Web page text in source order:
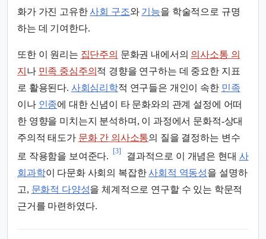
화가 가진 고유한사회 구조와 기능을 학술적으로 규명
하는 데 기여한다.
또한 이 원리는 집단주의 문화권 내에서의 의사소통 의
지 나 민족 중심주의 적 경향을 연구하는 데 중요한 지표
로 활용된다. 사회심리학적 연구들은 개인이 속한 민족
이나 인종에 대한 신념이 타 문화와의 관계 설정에 어떠
한 영향을 미치는지 분석하며, 이 과정에서 문화적-상대
주의적 태도가 문화 간 의사소통의 질을 결정하는 변수
로 작용함을 보여준다.
[3]
결과적으로 이 개념은 현대 사
회과학이 다문화 사회의 복잡한사회적 역동성을 설명하
고, 문화적 다양성을 체계적으로 연구할 수 있는 학문적
근거를 마련하였다.